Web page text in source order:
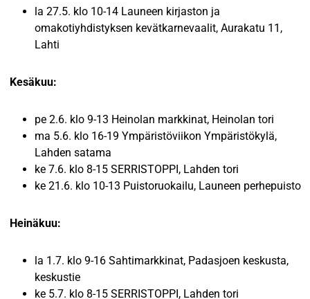
la 27.5. klo 10-14 Launeen kirjaston ja
omakotiyhdistyksen kevätkarnevaalit, Aurakatu 11,
Lahti
Kesäkuu:
pe 2.6. klo 9-13 Heinolan markkinat, Heinolan tori
ma 5.6. klo 16-19 Ympäristöviikon Ympäristökylä,
Lahden satama
ke 7.6. klo 8-15 SERRISTOPPI, Lahden tori
ke 21.6. klo 10-13 Puistoruokailu, Launeen perhepuisto
Heinäkuu:
la 1.7. klo 9-16 Sahtimarkkinat, Padasjoen keskusta,
keskustie
ke 5.7. klo 8-15 SERRISTOPPI, Lahden tori